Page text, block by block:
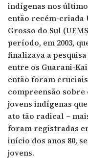
indígenas nos
então recém-criada
Grosso do Sul
período, em 2003,
finalizava a
entre os Guarani-
então foram
compreensão sobre
jovens indígenas
ato tão radical –
foram registradas
início dos anos 80,
jovens.